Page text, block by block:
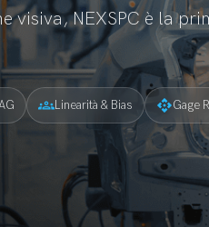
visiva, NEXSPC è la
groupsLinearità & Bias apiGage